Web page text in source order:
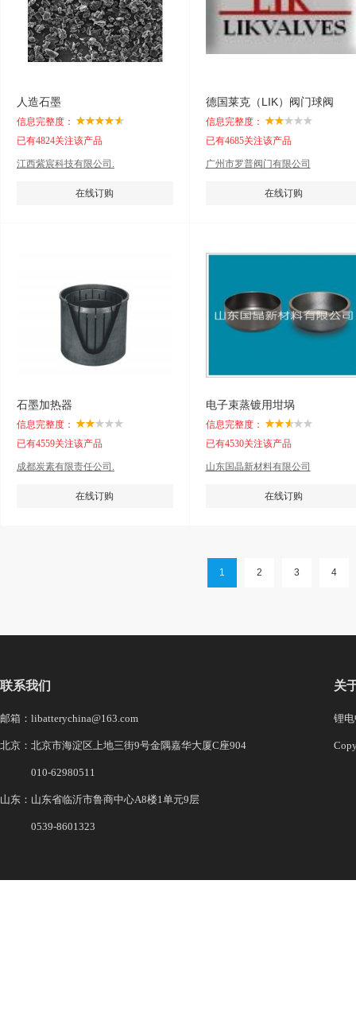
人造石墨
信息完整度：
已有4824关注该产品
江西紫宸科技有限公司.
在线订购
德国莱克（LIK）阀门球阀
信息完整度：
已有4685关注该产品
广州市罗普阀门有限公司
在线订购
石墨加热器
信息完整度：
已有4559关注该产品
成都炭素有限责任公司.
在线订购
电子束蒸镀用坩埚
信息完整度：
已有4530关注该产品
山东国晶新材料有限公司
在线订购
1 2 3 4
联系我们
邮箱：libatterychina@163.com
北京：北京市海淀区上地三街9号金隅嘉华大厦C座904
010-62980511
山东：山东省临沂市鲁商中心A8楼1单元9层
0539-8601323
关
锂